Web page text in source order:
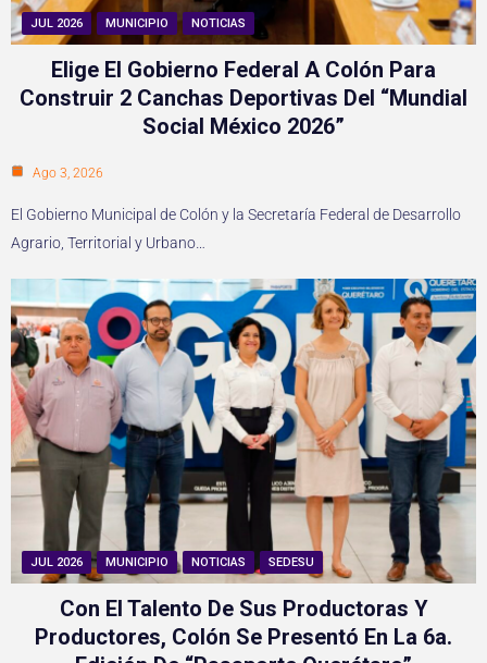
JUL 2026 MUNICIPIO NOTICIAS
Elige El Gobierno Federal A Colón Para
Construir 2 Canchas Deportivas Del “Mundial
Social México 2026”
Ago 3, 2026
El Gobierno Municipal de Colón y la Secretaría Federal de Desarrollo
Agrario, Territorial y Urbano…
JUL 2026 MUNICIPIO NOTICIAS SEDESU
Con El Talento De Sus Productoras Y
Productores, Colón Se Presentó En La 6a.